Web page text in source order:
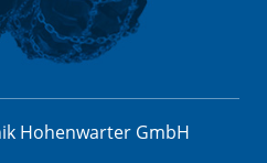
Hohenwarter GmbH